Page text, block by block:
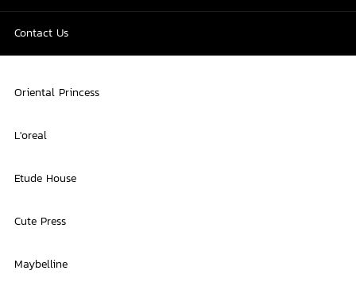
Contact Us
Oriental Princess
L'oreal
Etude House
Cute Press
Maybelline